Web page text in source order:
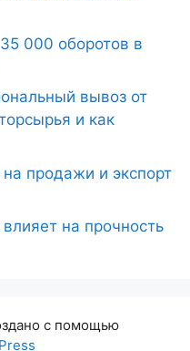
000 оборотов в
вывоз от
и как
продажи и экспорт
на прочность
с помощью